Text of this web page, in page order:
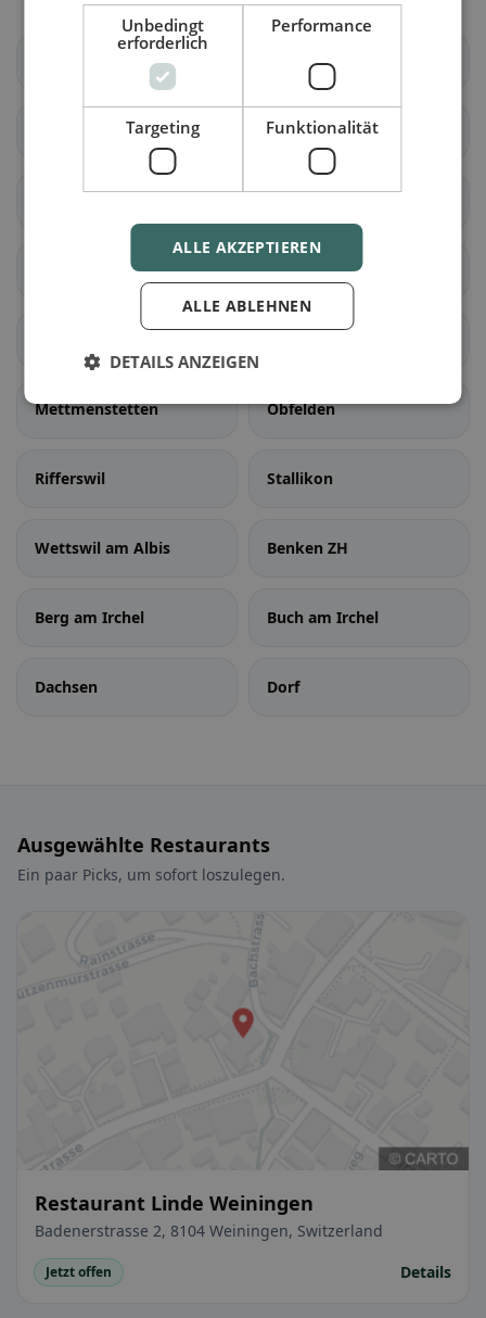
Waltenstein
Aeugst am Albis Affoltern am Albis
Kappel am Albis
Mettmenstetten Obfelden
Rifferswil Stallikon
Wettswil am Albis Benken ZH
Berg am Irchel Buch am Irchel
Dachsen Dorf
Ausgewählte Restaurants
Ein paar Picks, um sofort loszulegen.
Restaurant Linde Weiningen
Badenerstrasse 2, 8104 Weiningen, Switzerland
Jetzt offen Details
Unbedingt
erforderlich
Performance
Targeting Funktionalität
ALLE AKZEPTIEREN
ALLE ABLEHNEN
DETAILS ANZEIGEN